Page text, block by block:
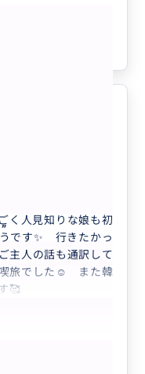
”
く人見知りな娘も初
です✨ 行きたかっ
主人の話も通訳して
旅でした☺ また韓
🥰